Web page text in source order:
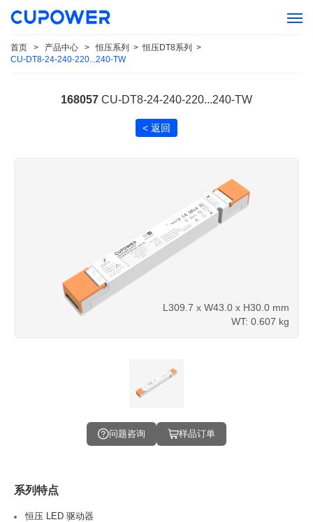
首页 > 产品中心 > 恒压系列 > 恒压DT8系列
>
CU-DT8-24-240-220...240-TW
168057 CU-DT8-24-240-220...240-TW
< 返回
L309.7 x W43.0 x H30.0 mm
WT: 0.607 kg
问题咨询 样品订单
系列特点
恒压 LED 驱动器